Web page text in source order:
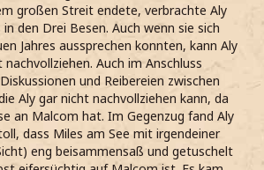
großen Streit endete, verbrachte Aly
den Drei Besen. Auch wenn sie sich
Jahres aussprechen konnten, kann Aly
Auch im Anschluss
und Reibereien zwischen
Aly gar nicht nachvollziehen kann, da
an Malcom hat. Im Gegenzug fand Aly
dass Miles am See mit irgendeiner
eng beisammensaß und getuschelt